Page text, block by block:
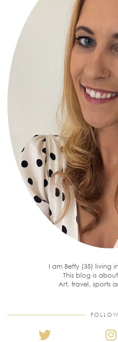
I am Betty (35) living
This blog is
Art, travel, sports